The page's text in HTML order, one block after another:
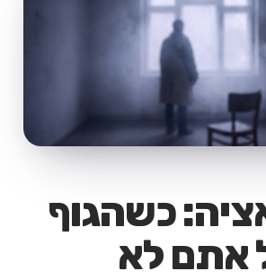
כשהגוף
אתם לא